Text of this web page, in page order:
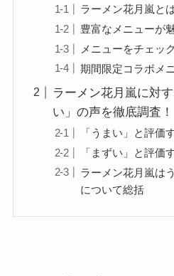
ラーメン花月嵐と
豊富なメニューが
メニューをチェッ
期間限定コラボメ
ラーメン花月嵐に対
い」の声を徹底調査！
「うまい」と評価
「まずい」と評価
ラーメン花月嵐は
について総括